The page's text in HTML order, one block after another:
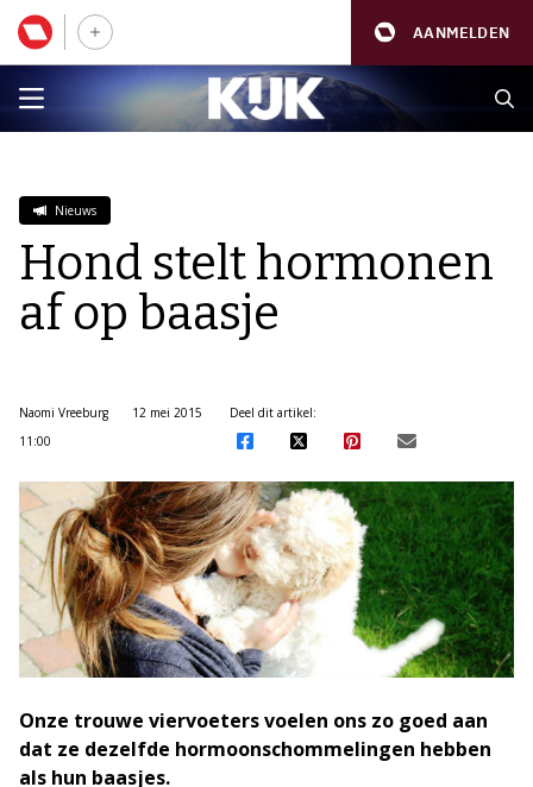
AANMELDEN
Nieuws
Hond stelt hormonen
af op baasje
Naomi Vreeburg
12 mei 2015
11:00
Deel dit artikel:
Onze trouwe viervoeters voelen ons zo goed aan
dat ze dezelfde hormoonschommelingen hebben
als hun baasjes.